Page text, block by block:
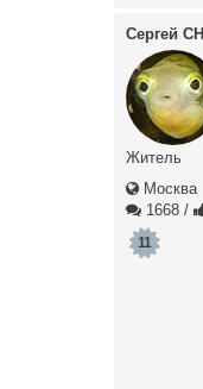
Сергей СН
Житель
Москва
1668 /
11